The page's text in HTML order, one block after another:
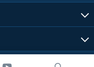
Сите права задржани.